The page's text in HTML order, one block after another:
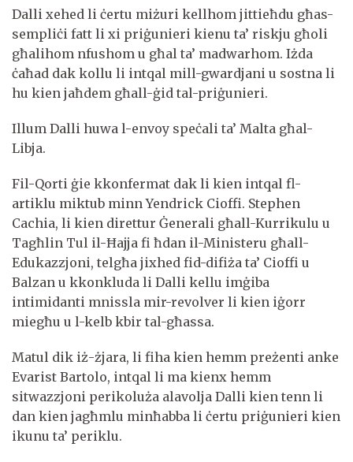
Dalli xehed li ċertu miżuri kellhom jittieħdu għas-
sempliċi fatt li xi priġunieri kienu ta’ riskju għoli
għalihom nfushom u għal ta’ madwarhom. Iżda
ċaħad dak kollu li intqal mill-gwardjani u sostna li
hu kien jaħdem għall-ġid tal-priġunieri.
Illum Dalli huwa l-envoy speċali ta’ Malta għal-
Libja.
Fil-Qorti ġie kkonfermat dak li kien intqal fl-
artiklu miktub minn Yendrick Cioffi. Stephen
Cachia, li kien direttur Ġenerali għall-Kurrikulu u
Tagħlin Tul il-Ħajja fi ħdan il-Ministeru għall-
Edukazzjoni, telgħa jixhed fid-difiża ta’ Cioffi u
Balzan u kkonkluda li Dalli kellu imġiba
intimidanti mnissla mir-revolver li kien iġorr
miegħu u l-kelb kbir tal-għassa.
Matul dik iż-żjara, li fiha kien hemm preżenti anke
Evarist Bartolo, intqal li ma kienx hemm
sitwazzjoni perikoluża alavolja Dalli kien tenn li
dan kien jagħmlu minħabba li ċertu priġunieri kien
ikunu ta’ periklu.